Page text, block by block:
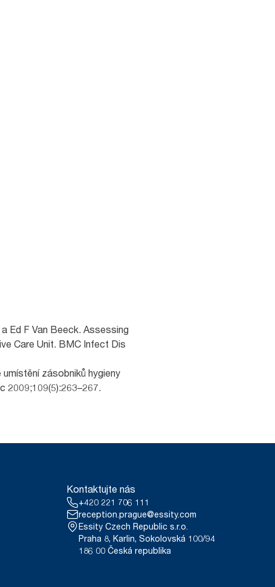
Ed F Van Beeck. Assessing
Care Unit. BMC Infect Dis
zásobniků hygieny
2009;109(5):263–267.
Kontaktujte nás
+420 221 706 111
reception.prague@essity.com
Essity Czech Republic s.r.o.
Praha 8, Karlin, Sokolovská 100/94
186 00 Česká republika